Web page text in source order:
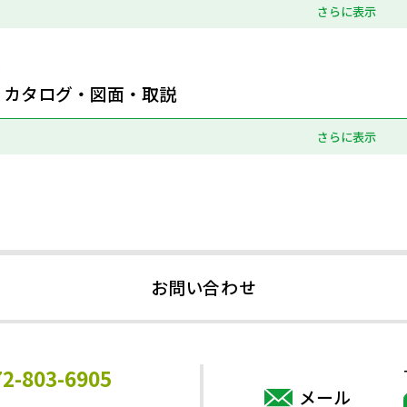
さらに表示
カタログ・図面・取説
さらに表示
お問い合わせ
803-6905
メール